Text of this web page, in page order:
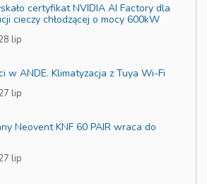
certyfikat NVIDIA AI Factory dla
cieczy chłodzącej o mocy 600kW
lip
w ANDE. Klimatyzacja z Tuya Wi-Fi
lip
Neovent KNF 60 PAIR wraca do
lip